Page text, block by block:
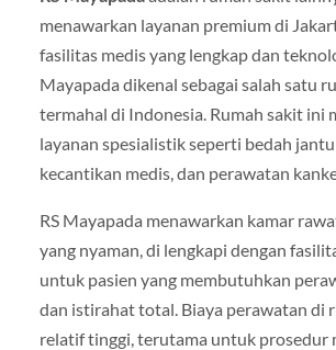
menawarkan layanan premium di
fasilitas medis yang lengkap dan
Mayapada dikenal sebagai salah satu
termahal di Indonesia. Rumah sakit ini
layanan spesialistik seperti bedah
kecantikan medis, dan perawatan
RS Mayapada menawarkan kamar
yang nyaman, di lengkapi dengan
untuk pasien yang membutuhkan
dan istirahat total. Biaya perawatan di
relatif tinggi, terutama untuk prosedur